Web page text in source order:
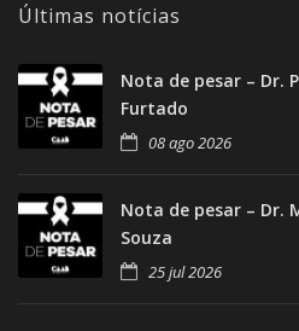
Últimas notícias
Nota de pesar – Dr.
Furtado
08 ago 2026
Nota de pesar – Dr.
Souza
25 jul 2026